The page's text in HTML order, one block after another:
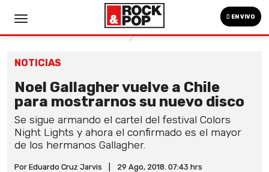
EN VIVO
NOTICIAS
Noel Gallagher vuelve a Chile
para mostrarnos su nuevo disco
Se sigue armando el cartel del festival Colors
Night Lights y ahora el confirmado es el mayor
de los hermanos Gallagher.
Por Eduardo Cruz Jarvis 29 Ago, 2018. 07:43 hrs